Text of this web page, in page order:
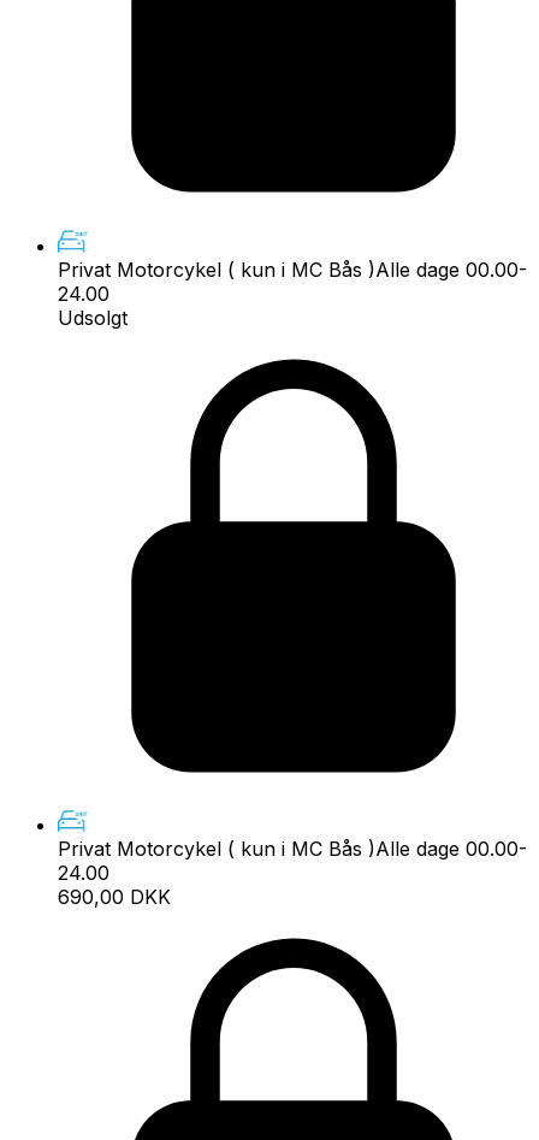
Privat Motorcykel ( kun i MC Bås )Alle dage 00.00-
24.00
Udsolgt
Privat Motorcykel ( kun i MC Bås )Alle dage 00.00-
24.00
690,00 DKK